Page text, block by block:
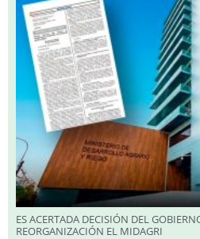
ES ACERTADA DECISIÓN DEL
REORGANIZACIÓN EL MIDAGRI